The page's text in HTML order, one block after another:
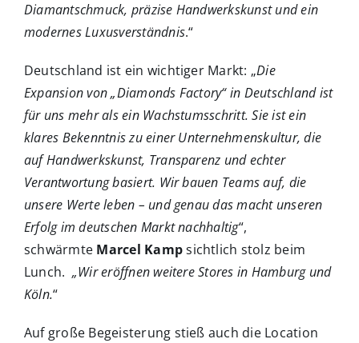
Diamantschmuck, präzise Handwerkskunst und ein
modernes Luxusverständnis.“
Deutschland ist ein wichtiger Markt: „Die
Expansion von „Diamonds Factory“ in Deutschland ist
für uns mehr als ein Wachstumsschritt. Sie ist ein
klares Bekenntnis zu einer Unternehmenskultur, die
auf Handwerkskunst, Transparenz und echter
Verantwortung basiert. Wir bauen Teams auf, die
unsere Werte leben – und genau das macht unseren
Erfolg im deutschen Markt nachhaltig“,
schwärmte Marcel Kampsichtlich stolz beim
Lunch. „Wir eröffnen weitere Stores in Hamburg und
Köln.“
Auf große Begeisterung stieß auch die Location